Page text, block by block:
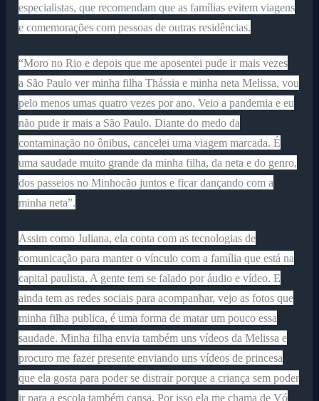
especialistas, que recomendam que as famílias evitem viagens
e comemorações com pessoas de outras residências.
“Moro no Rio e depois que me aposentei pude ir mais vezes
a São Paulo ver minha filha Thássia e minha neta Melissa, vou
pelo menos umas quatro vezes por ano. Veio a pandemia e eu
não pude ir mais a São Paulo. Diante do medo da
contaminação no ônibus, cancelei uma viagem marcada. É
uma saudade muito grande da minha filha, da neta e do genro,
dos passeios no Minhocão juntos e ficar dançando com a
minha neta”.
Assim como Juliana, ela conta com as tecnologias de
comunicação para manter o vínculo com a família que está na
capital paulista. A gente tem se falado por áudio e vídeo. E
ainda tem as redes sociais para acompanhar, vejo as fotos que
minha filha publica, é uma forma de matar um pouco essa
saudade. Minha filha envia também uns vídeos da Melissa e
procuro me fazer presente enviando uns vídeos de princesa
que ela gosta para poder se distrair porque a criança sem poder
ir para a escola também cansa. Por isso ela me chama de Vó